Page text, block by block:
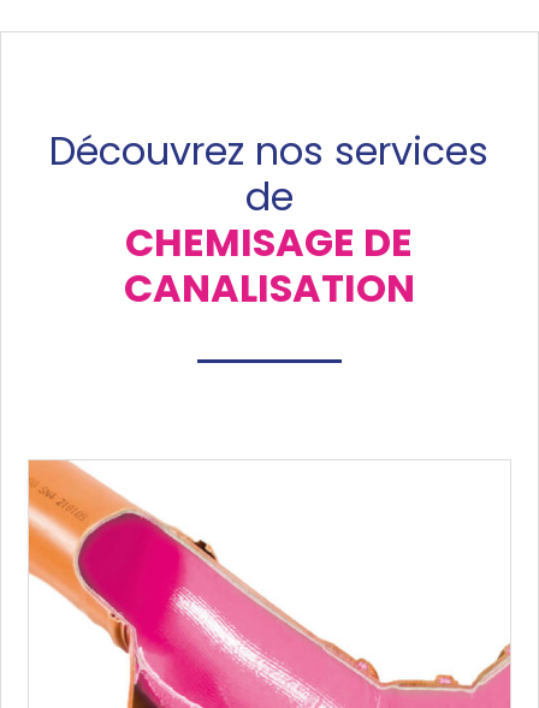
Découvrez nos services
de
CHEMISAGE DE
CANALISATION